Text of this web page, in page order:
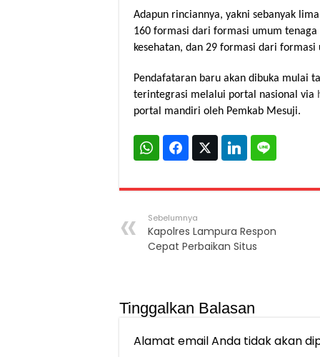
Adapun rinciannya, yakni sebanyak
160 formasi dari formasi umum
kesehatan, dan 29 formasi dari formasi
Pendafataran baru akan dibuka mulai
terintegrasi melalui portal nasional via
portal mandiri oleh Pemkab Mesuji.
Sebelumnya
Kapolres Lampura Respon
Cepat Perbaikan Situs
Tinggalkan Balasan
Alamat email Anda tidak akan